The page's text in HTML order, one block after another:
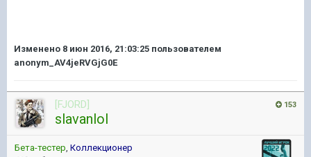
Изменено 8 июн 2016, 21:03:25 пользователем
anonym_AV4jeRVGjG0E
153
[FJORD]
slavanlol
Бета-тестер Коллекционер